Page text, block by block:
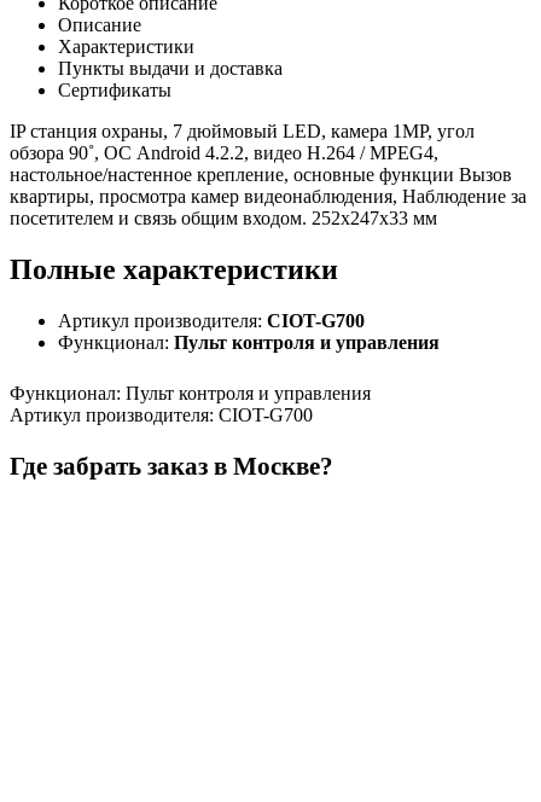
Описание
Характеристики
Пункты выдачи и доставка
Сертификаты
IP станция охраны, 7 дюймовый LED, камера 1МР, угол
обзора 90˚, ОС Android 4.2.2, видео H.264 / MPEG4,
настольное/настенное крепление, основные функции Вызов
квартиры, просмотра камер видеонаблюдения, Наблюдение за
посетителем и связь общим входом. 252х247х33 мм
Полные характеристики
Артикул производителя: CIOT-G700
Функционал: Пульт контроля и управления
Функционал: Пульт контроля и управления
Артикул производителя: CIOT-G700
Где забрать заказ в Москве?